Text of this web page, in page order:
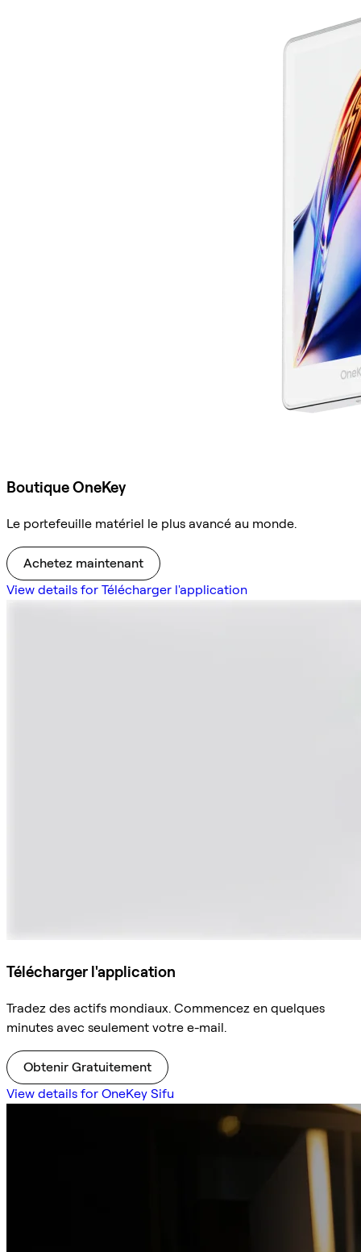
Boutique OneKey
Le portefeuille matériel le plus avancé au monde.
Achetez maintenant
View details for Télécharger l'application
Télécharger l'application
Tradez des actifs mondiaux. Commencez en quelques
minutes avec seulement votre e-mail.
Obtenir Gratuitement
View details for OneKey Sifu